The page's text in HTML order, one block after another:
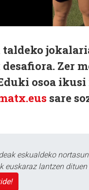
taldeko
Zer
osoa
sare
eskualdeko
euskaraz lantzen